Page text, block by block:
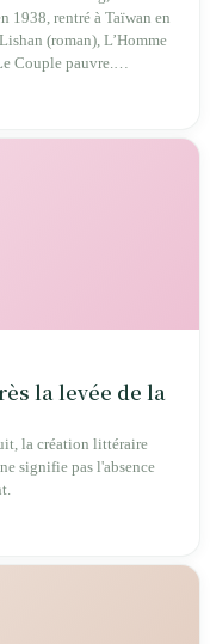
1938, rentré à Taïwan en
(roman), L’Homme
Couple pauvre.
une mare de sang », il
la levée de la
la création littéraire
signifie pas l'absence